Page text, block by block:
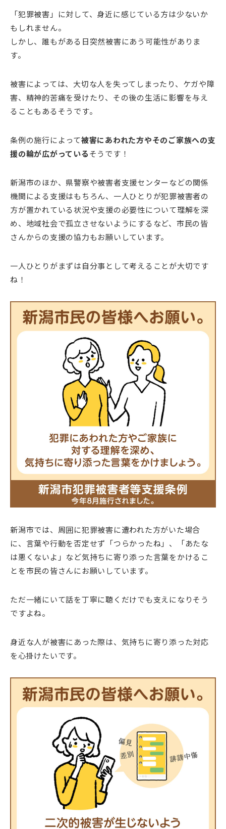
「犯罪被害」に対して、身近に感じている方は少ないか
もしれません。
しかし、誰もがある日突然被害にあう可能性がありま
す。
被害によっては、大切な人を失ってしまったり、ケガや障
害、精神的苦痛を受けたり、その後の生活に影響を与え
ることもあるそうです。
条例の施行によって被害にあわれた方やそのご家族への支
援の輪が広がっているそうです！
新潟市のほか、県警察や被害者支援センターなどの関係
機関による支援はもちろん、一人ひとりが犯罪被害者の
方が置かれている状況や支援の必要性について理解を深
め、地域社会で孤立させないようにするなど、市民の皆
さんからの支援の協力もお願いしています。
一人ひとりがまずは自分事として考えることが大切です
ね！
新潟市では、周囲に犯罪被害に遭われた方がいた場合
に、言葉や行動を否定せず「つらかったね」、「あたな
は悪くないよ」など気持ちに寄り添った言葉をかけるこ
とを市民の皆さんにお願いしています。
ただ一緒にいて話を丁寧に聴くだけでも支えになりそう
ですよね。
身近な人が被害にあった際は、気持ちに寄り添った対応
を心掛けたいです。